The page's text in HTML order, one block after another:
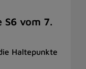
S6 vom 7.
Haltepunkte